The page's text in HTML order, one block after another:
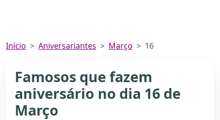
Início Aniversariantes Março 16
Famosos que fazem
aniversário no dia 16 de
Março